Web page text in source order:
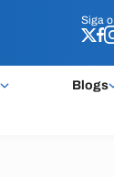
Siga o
Blogs
Siga o